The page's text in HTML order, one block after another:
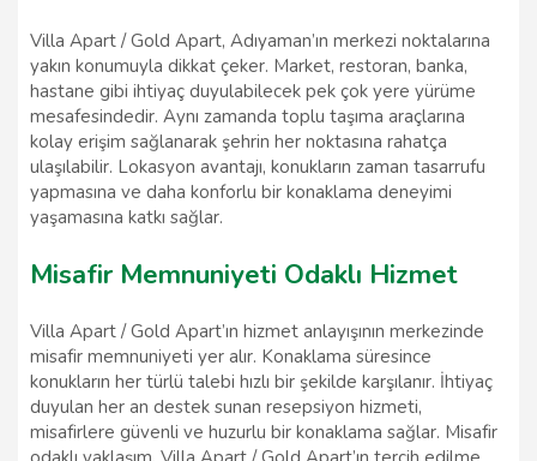
Villa Apart / Gold Apart, Adıyaman’ın merkezi noktalarına
yakın konumuyla dikkat çeker. Market, restoran, banka,
hastane gibi ihtiyaç duyulabilecek pek çok yere yürüme
mesafesindedir. Aynı zamanda toplu taşıma araçlarına
kolay erişim sağlanarak şehrin her noktasına rahatça
ulaşılabilir. Lokasyon avantajı, konukların zaman tasarrufu
yapmasına ve daha konforlu bir konaklama deneyimi
yaşamasına katkı sağlar.
Misafir Memnuniyeti Odaklı Hizmet
Villa Apart / Gold Apart’ın hizmet anlayışının merkezinde
misafir memnuniyeti yer alır. Konaklama süresince
konukların her türlü talebi hızlı bir şekilde karşılanır. İhtiyaç
duyulan her an destek sunan resepsiyon hizmeti,
misafirlere güvenli ve huzurlu bir konaklama sağlar. Misafir